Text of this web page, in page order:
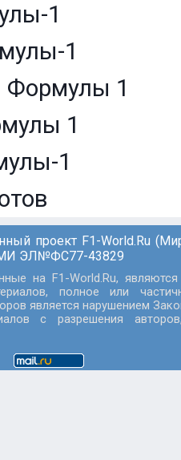
1
1
Формулы 1
1
1
проект F1-World.Ru
ЭЛ№ФС77-43829
на F1-World.Ru,
полное или
является нарушением
с разрешения